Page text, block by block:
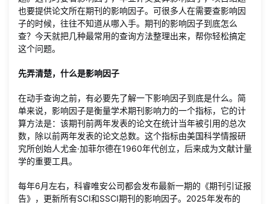
也要提供论文所在期刊的影响因子。可很多人在需要查影响因
子的时候，往往不知道从哪入手。期刊的影响因子到底怎么
查？今天就把几种最常用的查询方法整理出来，帮你轻松搞定
这个问题。
先弄清楚，什么是影响因子
在动手查询之前，有必要先了解一下影响因子到底是什么。简
单来说，影响因子是衡量学术期刊影响力的一个指标，它的计
算方法是：该期刊前两年发表的论文在统计当年被引用的总次
数，除以前两年发表的论文总数。这个指标由美国科学情报研
究所创始人尤金·加菲尔德在1960年代创立，后来成为文献计量
学的重要工具。
每年6月左右，科睿唯安公司都会发布最新一期的《期刊引证报
告》，更新所有SCI和SSCI期刊的影响因子。2025年发布的